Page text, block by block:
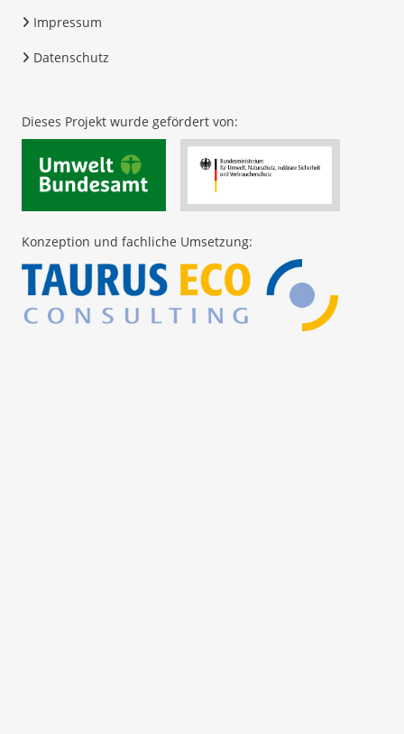
Impressum
Datenschutz
Dieses Projekt wurde gefördert von:
Konzeption und fachliche Umsetzung: